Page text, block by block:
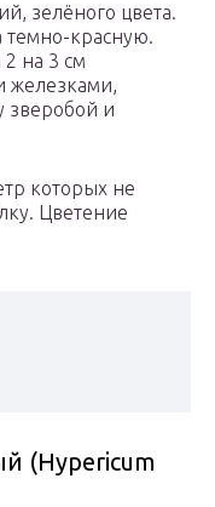
зелёного цвета.
темно-красную.
на 3 см
железками,
зверобой и
которых не
Цветение
(Hypericum